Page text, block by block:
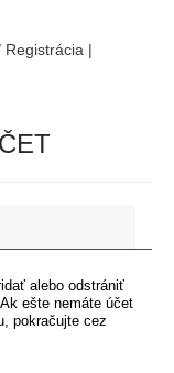
Registrácia |
alebo odstrániť
ešte nemáte účet
pokračujte cez